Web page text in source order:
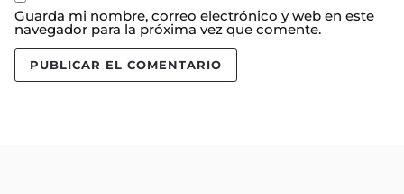
Guarda mi nombre, correo electrónico y web en este
navegador para la próxima vez que comente.